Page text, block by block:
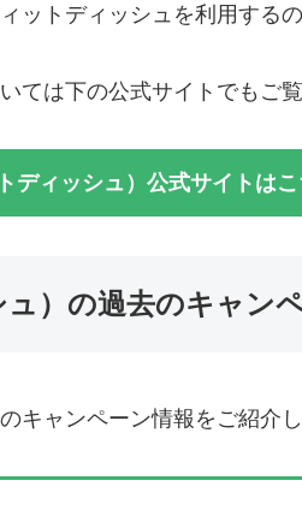
ットディッシュを利用する
ては下の公式サイトでもご覧
ディッシュ）公式サイトは
）の過去のキャン
キャンペーン情報をご紹介し